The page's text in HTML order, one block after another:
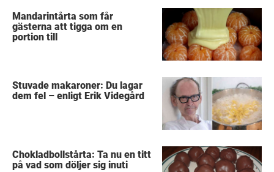
Mandarintårta som får
gästerna att tigga om en
portion till
Stuvade makaroner: Du lagar
dem fel – enligt Erik Videgård
Chokladbollstårta: Ta nu en titt
på vad som döljer sig inuti